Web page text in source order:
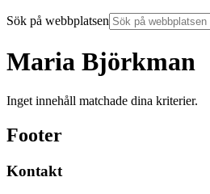
Sök på webbplatsen
Maria Björkman
Inget innehåll matchade dina kriterier.
Footer
Kontakt